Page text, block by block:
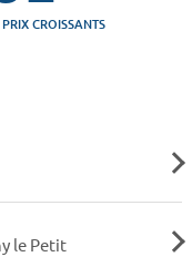
CROISSANTS
le Petit